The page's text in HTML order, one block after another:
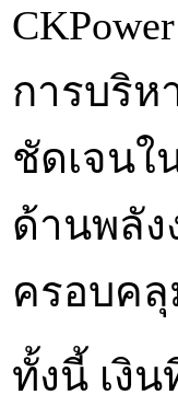
การบริห
ชัดเจนใ
ด้านพลัง
ครอบค
ทั้งนี้ เงิ